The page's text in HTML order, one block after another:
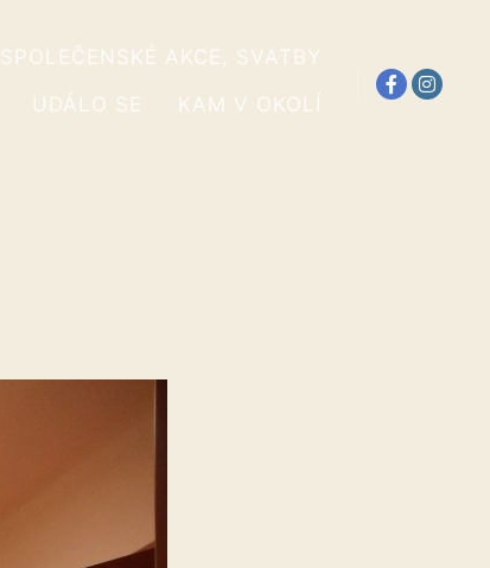
SPOLEČENSKÉ AKCE, SVATBY
UDÁLO SE KAM V OKOLÍ